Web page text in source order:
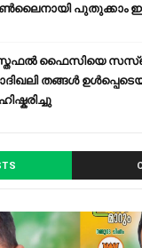
പുതുക്കാം ഈ 4
ഫൈസിയെ
തങ്ങൾ